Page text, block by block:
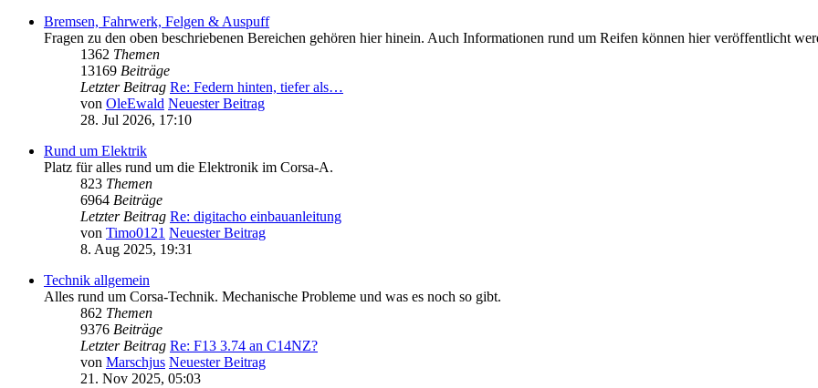
Bremsen, Fahrwerk, Felgen & Auspuff
Fragen zu den oben beschriebenen Bereichen gehören hier hinein. Auch Informationen rund um Reifen können hier veröffentlicht
1362 Themen
13169 Beiträge
Letzter Beitrag Re: Federn hinten, tiefer als…
von OleEwald Neuester Beitrag
28. Jul 2026, 17:10
Rund um Elektrik
Platz für alles rund um die Elektronik im Corsa-A.
823 Themen
6964 Beiträge
Letzter Beitrag Re: digitacho einbauanleitung
von Timo0121 Neuester Beitrag
8. Aug 2025, 19:31
Technik allgemein
Alles rund um Corsa-Technik. Mechanische Probleme und was es noch so gibt.
862 Themen
9376 Beiträge
Letzter Beitrag Re: F13 3.74 an C14NZ?
von Marschjus Neuester Beitrag
21. Nov 2025, 05:03